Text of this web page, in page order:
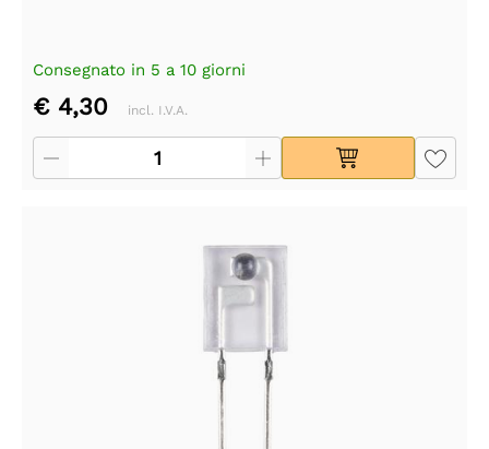
Consegnato in 5 a 10 giorni
€ 4,30 incl. I.V.A.